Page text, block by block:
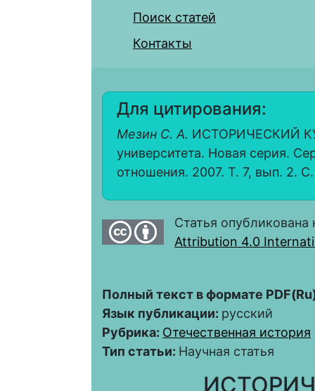
Поиск статей
Контакты
Для цитирования:
Мезин С. А. ИСТОРИЧЕСКИЙ
университета. Новая серия.
отношения. 2007. Т. 7, вып. 2.
Статья
Attribution 4.0
Полный текст в формате
Язык публикации: русский
Рубрика: Отечественная история
Тип статьи: Научная статья